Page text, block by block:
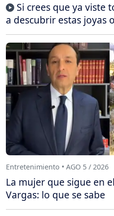
Si crees que ya viste
a descubrir estas joyas
Entretenimiento • AGO 5 / 2026
La mujer que sigue en
Vargas: lo que se sabe